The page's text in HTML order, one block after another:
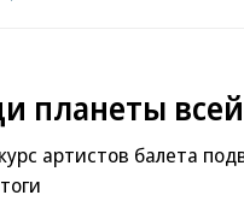
планеты всей
артистов балета